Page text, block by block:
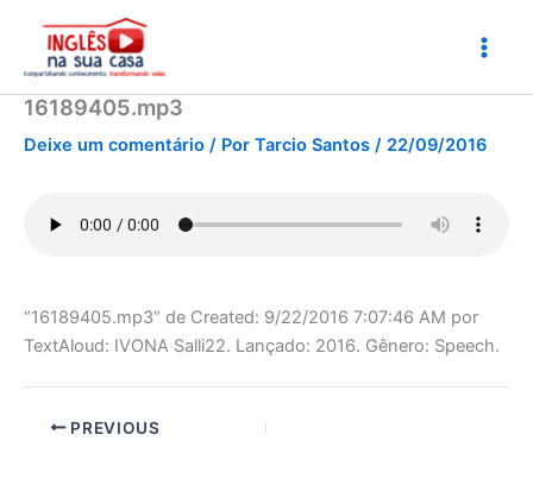
conteúdo
16189405.mp3
Deixe um comentário / Por Tarcio Santos / 22/09/2016
“16189405.mp3” de Created: 9/22/2016 7:07:46 AM por
TextAloud: IVONA Salli22. Lançado: 2016. Gênero: Speech.
PREVIOUS